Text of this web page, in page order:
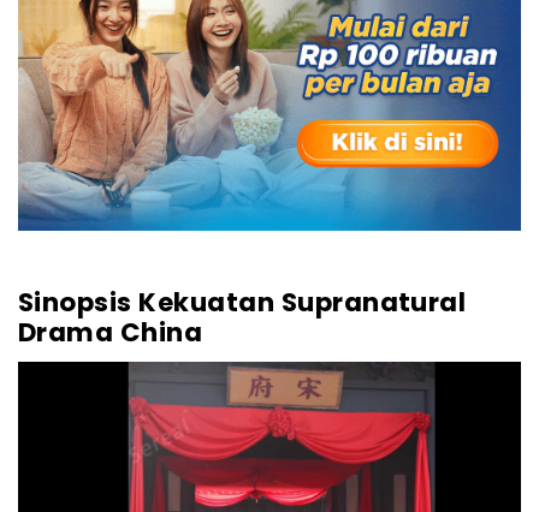
Sinopsis Kekuatan Supranatural
Drama China